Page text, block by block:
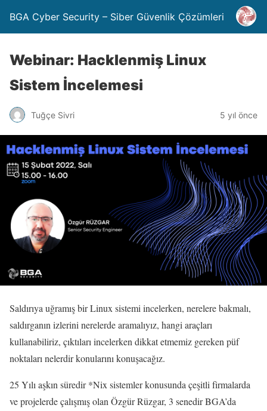
BGA Cyber Security – Siber Güvenlik Çözümleri
Webinar: Hacklenmiş Linux
Sistem İncelemesi
Tuğçe Sivri 5 yıl önce
Saldırıya uğramış bir Linux sistemi incelerken, nerelere bakmalı,
saldırganın izlerini nerelerde aramalıyız, hangi araçları
kullanabiliriz, çıktıları incelerken dikkat etmemiz gereken püf
noktaları nelerdir konularını konuşacağız.
25 Yılı aşkın süredir *Nix sistemler konusunda çeşitli firmalarda
ve projelerde çalışmış olan Özgür Rüzgar, 3 senedir BGA’da